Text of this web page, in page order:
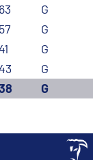
63
G
57
G
G
G
G